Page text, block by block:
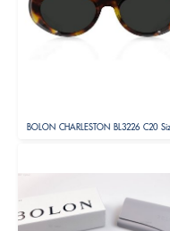
BOLON CHARLESTON BL3226 C20